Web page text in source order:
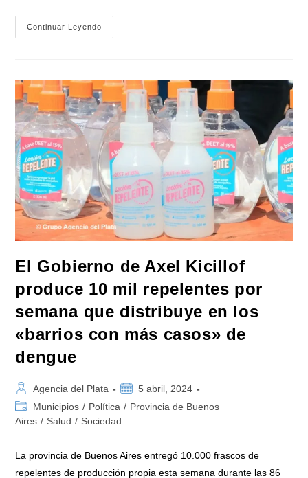
Continuar Leyendo
Dengue:
Aires
Insiste
Con
La
Prevención»
El Gobierno de Axel Kicillof
produce 10 mil repelentes por
semana que distribuye en los
«barrios con más casos» de
dengue
Autor
de
la
Agencia del Plata
Publicación
de
la
5 abril, 2024
Categoría
de
Municipios / Política / Provincia de Buenos
Aires / Salud / Sociedad
La provincia de Buenos Aires entregó 10.000 frascos de
repelentes de producción propia esta semana durante las 86